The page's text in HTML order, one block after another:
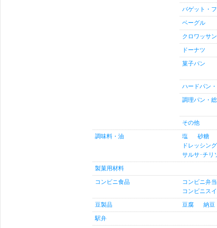
バゲット・
ベーグル
クロワッサン
ドーナツ
菓子パン
ハードパン
調理パン・
その他
調味料・油
塩
砂糖
ドレッシング
サルサ･チリ
製菓用材料
コンビニ食品
コンビニ弁当
コンビニス
豆製品
豆腐
納豆
駅弁